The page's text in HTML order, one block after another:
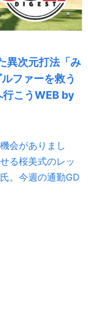
異次元打法「み
ファーを救う
行こうWEB by
会がありまし
る桜美式のレッ
。今週の通勤GD